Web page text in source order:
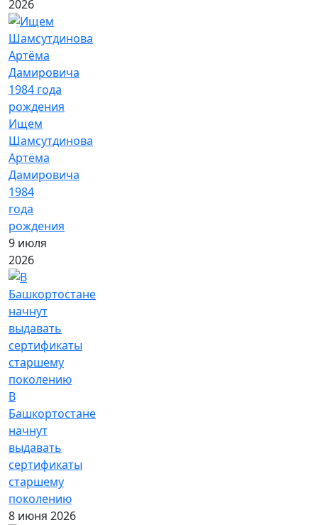
2026
Ищем
Шамсутдинова
Артёма
Дамировича
1984
года
рождения
9 июля
2026
В
Башкортостане
начнут
выдавать
сертификаты
старшему
поколению
8 июня 2026